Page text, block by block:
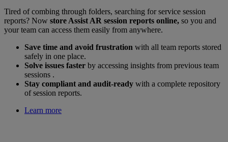
Tired of combing through folders, searching for service session
reports? Now store Assist AR session reports online, so you and
your team can access them easily from anywhere.
Save time and avoid frustration with all team reports stored
safely in one place.
Solve issues faster by accessing insights from previous team
sessions .
Stay compliant and audit-ready with a complete repository
of session reports.
Learn more